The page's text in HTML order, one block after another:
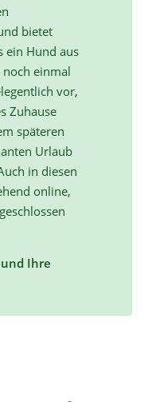
bietet
ein Hund aus
einmal
vor,
Zuhause
späteren
Urlaub
in diesen
online,
Ihre